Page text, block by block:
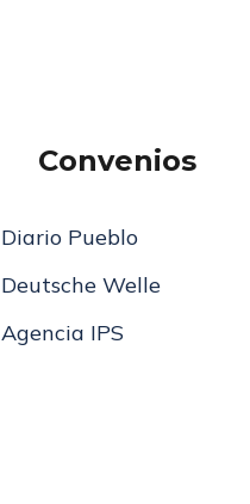
Convenios
Diario Pueblo
Deutsche Welle
Agencia IPS